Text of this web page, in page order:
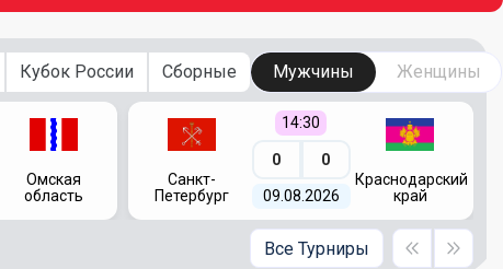
Кубок России Сборные Мужчины Женщины
Омская
область
Санкт-
Петербург
14:30
0 0
09.08.2026
Краснодарский
край
Все Турниры